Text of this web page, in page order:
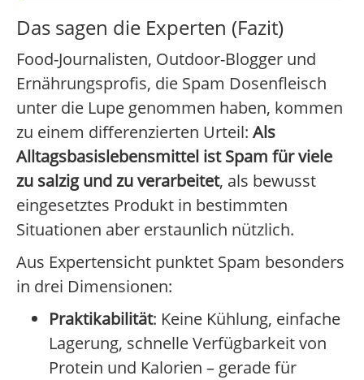
Das sagen die Experten (Fazit)
Food-Journalisten, Outdoor-Blogger und
Ernährungsprofis, die Spam Dosenfleisch
unter die Lupe genommen haben, kommen
zu einem differenzierten Urteil: Als
Alltagsbasislebensmittel ist Spam für viele
zu salzig und zu verarbeitet, als bewusst
eingesetztes Produkt in bestimmten
Situationen aber erstaunlich nützlich.
Aus Expertensicht punktet Spam besonders
in drei Dimensionen:
Praktikabilität: Keine Kühlung, einfache
Lagerung, schnelle Verfügbarkeit von
Protein und Kalorien – gerade für